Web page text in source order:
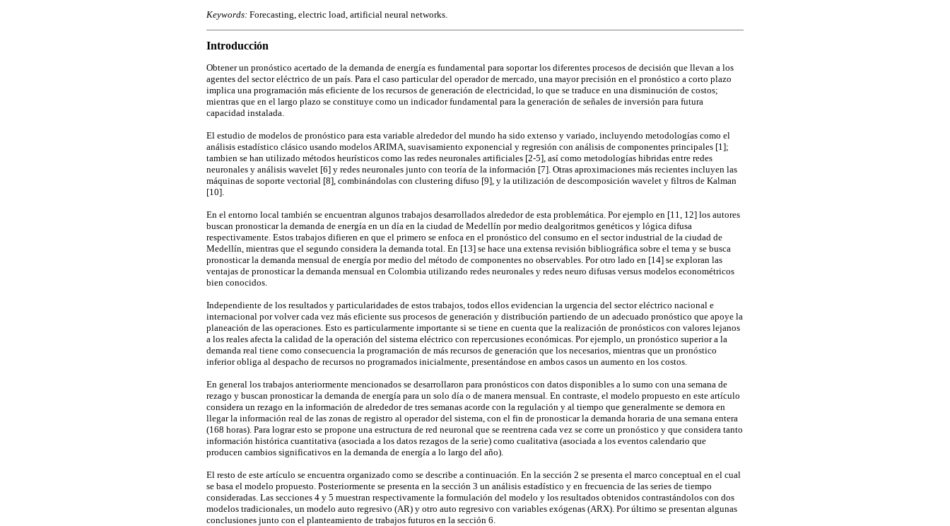
Keywords: Forecasting, electric load, artificial neural networks
Introducción
Obtener un pronóstico acertado de la demanda de energía es fundamental para soportar los diferentes procesos de decisión que llevan a los
agentes del sector eléctrico de un país. Para el caso particular del operador de mercado, una mayor precisión en el pronóstico a corto plazo
implica una programación más eficiente de los recursos de generación de electricidad, lo que se traduce en una disminución de costos;
mientras que en el largo plazo se constituye como un indicador fundamental para la generación de señales de inversión para futura
capacidad instalada.
El estudio de modelos de pronóstico para esta variable alrededor del mundo ha sido extenso y variado, incluyendo metodologías como el
análisis estadístico clásico usando modelos ARIMA, suavisamiento exponencial y regresión con análisis de componentes principales [1];
tambien se han utilizado métodos heurísticos como las redes neuronales artificiales [2-5], así como metodologías hibridas entre redes
neuronales y análisis wavelet [6] y redes neuronales junto con teoría de la información [7]. Otras aproximaciones más recientes incluyen las
máquinas de soporte vectorial [8], combinándolas con clustering difuso [9], y la utilización de descomposición wavelet y filtros de Kalman
[10].
En el entorno local también se encuentran algunos trabajos desarrollados alrededor de esta problemática. Por ejemplo en [11, 12] los autores
buscan pronosticar la demanda de energía en un día en la ciudad de Medellín por medio dealgoritmos genéticos y lógica difusa
respectivamente. Estos trabajos difieren en que el primero se enfoca en el pronóstico del consumo en el sector industrial de la ciudad de
Medellín, mientras que el segundo considera la demanda total. En [13] se hace una extensa revisión bibliográfica sobre el tema y se busca
pronosticar la demanda mensual de energía por medio del método de componentes no observables. Por otro lado en [14] se exploran las
ventajas de pronosticar la demanda mensual en Colombia utilizando redes neuronales y redes neuro difusas versus modelos econométricos
bien conocidos.
Independiente de los resultados y particularidades de estos trabajos, todos ellos evidencian la urgencia del sector eléctrico nacional e
internacional por volver cada vez más eficiente sus procesos de generación y distribución partiendo de un adecuado pronóstico que apoye la
planeación de las operaciones. Esto es particularmente importante si se tiene en cuenta que la realización de pronósticos con valores lejanos
a los reales afecta la calidad de la operación del sistema eléctrico con repercusiones económicas. Por ejemplo, un pronóstico superior a la
demanda real tiene como consecuencia la programación de más recursos de generación que los necesarios, mientras que un pronóstico
inferior obliga al despacho de recursos no programados inicialmente, presentándose en ambos casos un aumento en los costos.
En general los trabajos anteriormente mencionados se desarrollaron para pronósticos con datos disponibles a lo sumo con una semana de
rezago y buscan pronosticar la demanda de energía para un solo día o de manera mensual. En contraste, el modelo propuesto en este artículo
considera un rezago en la información de alrededor de tres semanas acorde con la regulación y al tiempo que generalmente se demora en
llegar la información real de las zonas de registro al operador del sistema, con el fin de pronosticar la demanda horaria de una semana entera
(168 horas). Para lograr esto se propone una estructura de red neuronal que se reentrena cada vez se corre un pronóstico y que considera tanto
información histórica cuantitativa (asociada a los datos rezagos de la serie) como cualitativa (asociada a los eventos calendario que
producen cambios significativos en la demanda de energía a lo largo del año).
El resto de este artículo se encuentra organizado como se describe a continuación. En la sección 2 se presenta el marco conceptual en el cual
se basa el modelo propuesto. Posteriormente se presenta en la sección 3 un análisis estadístico y en frecuencia de las series de tiempo
consideradas. Las secciones 4 y 5 muestran respectivamente la formulación del modelo y los resultados obtenidos contrastándolos con dos
modelos tradicionales, un modelo auto regresivo (AR) y otro auto regresivo con variables exógenas (ARX). Por último se presentan algunas
conclusiones junto con el planteamiento de trabajos futuros en la sección 6.